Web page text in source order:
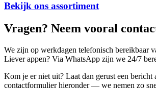
Bekijk ons assortiment
Vragen? Neem vooral
We zijn op werkdagen telefonisch bereikbaar
Liever appen? Via WhatsApp zijn we 24/7
Kom je er niet uit? Laat dan gerust een bericht
contactformulier hieronder — we nemen zo